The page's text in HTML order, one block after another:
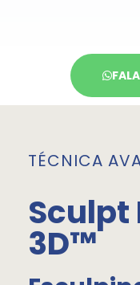
TÉCNICA
Sculpt
3D™